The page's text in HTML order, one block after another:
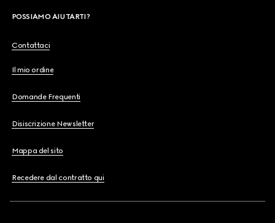
POSSIAMO AIUTARTI?
Contattaci
Il mio ordine
Domande Frequenti
Disiscrizione Newsletter
Mappa del sito
Recedere dal contratto qui